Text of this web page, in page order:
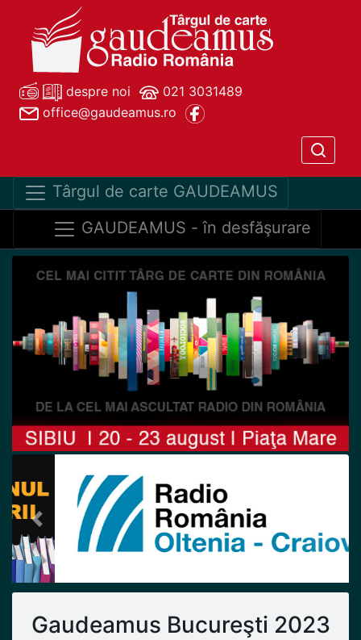
despre noi
021 3031489
office@gaudeamus.ro
Târgul de carte GAUDEAMUS
GAUDEAMUS - în desfăşurare
Previous
Gaudeamus Bucureşti 2023